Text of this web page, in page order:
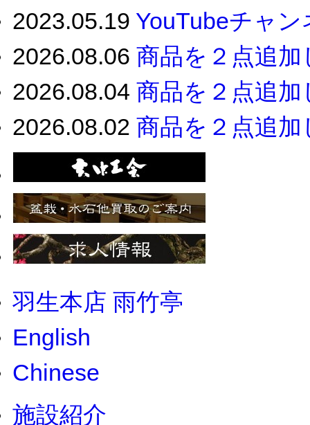
2023.05.19 YouTubeチャ
2026.08.06 商品を２点追加
2026.08.04 商品を２点追加
2026.08.02 商品を２点追加
羽生本店 雨竹亭
English
Chinese
施設紹介